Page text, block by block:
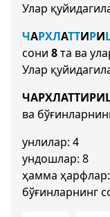
Улар
ЧАРХЛАТТИРИ
сони 8та ва
Улар
ва
унлилар: 4
ундошлар: 8
ҳамма
бўғинларнинг